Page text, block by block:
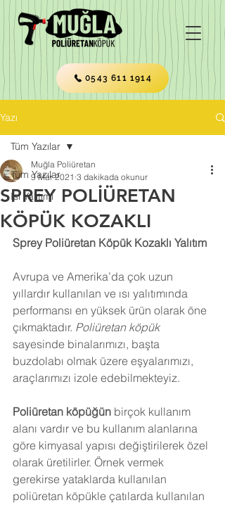
0543 611 1914
Yazı
Tüm Yazılar
Isı Yalıtımı
Tüm Yazılar
SPREY POLİÜRETAN
KÖPÜK KOZAKLI
Muğla Poliüretan
9 Mar 2021 3 dakikada okunur
Sprey Poliüretan Köpük Kozaklı Yalıtım
Avrupa ve Amerika’da çok uzun
yıllardır kullanılan ve ısı yalıtımında
performansı en yüksek ürün olarak öne
çıkmaktadır. Poliüretan köpük
sayesinde binalarımızı, başta
buzdolabı olmak üzere eşyalarımızı,
araçlarımızı izole edebilmekteyiz.
Poliüretan köpüğün birçok kullanım
alanı vardır ve bu kullanım alanlarına
göre kimyasal yapısı değiştirilerek özel
olarak üretilirler. Örnek vermek
gerekirse yataklarda kullanılan
poliüretan köpükle çatılarda kullanılan